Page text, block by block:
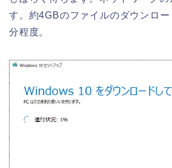
す。約4GBのファイルのダウンロー
分程度。